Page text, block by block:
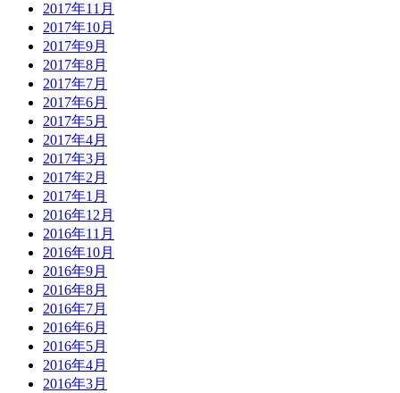
2017年11月
2017年10月
2017年9月
2017年8月
2017年7月
2017年6月
2017年5月
2017年4月
2017年3月
2017年2月
2017年1月
2016年12月
2016年11月
2016年10月
2016年9月
2016年8月
2016年7月
2016年6月
2016年5月
2016年4月
2016年3月